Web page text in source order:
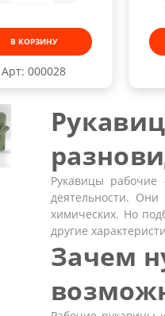
Арт: 000028
В КОРЗИНУ
Рукавицы
деятельности.
химических. Но
другие
Зачем